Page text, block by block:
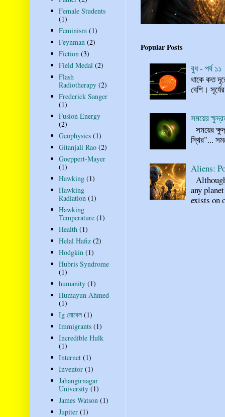
Popular Posts
বুধ - পর্ব ১১
থাকে কত
বেশি।
সময়ের
সময়ের
স্থির"...
Aliens:
any
exists on
Female Students
(1)
Feminism (1)
Feynman (2)
Fiction (3)
Field Medal (2)
Flash
Radiotherapy (2)
Frederick Sanger
(1)
Fusion Energy
(2)
Geophysics (1)
Gitanjali Rao (2)
Goeppert-Mayer
(1)
Hawking (1)
Hawking
Radiation (1)
Hawking
Temperature (1)
Health (1)
Helal Hafiz (2)
Hodgkin (1)
Hubris Syndrome
(1)
humanity (1)
Humayun Ahmed
(1)
Ig নোবেল (1)
Immigrants (1)
Incredible Hulk
(1)
Internet (1)
Inventor (1)
Jahangirnagar
University (1)
James Watson (1)
Jupiter (1)